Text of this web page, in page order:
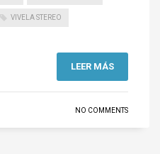
VIVELA STEREO
LEER MÁS
NO COMMENTS